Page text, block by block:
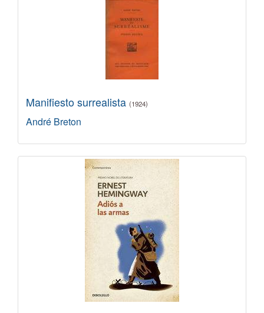
Manifiesto surrealista (1924)
André Breton